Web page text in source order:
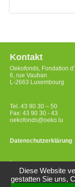
Kontakt
Oekofonds, Fondation
6, rue Vauban
L-2663 Luxembourg
Tel. 43 90 30 – 50
Fax: 43 90 30 - 43
oekofonds@oeko.lu
Datenschutzerklärung
Impressum
Diese Website
gestatten Sie uns,